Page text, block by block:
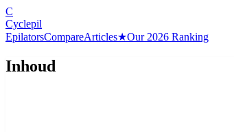
C
Cyclepil
EpilatorsCompareArticles★Our 2026 Ranking
Inhoud